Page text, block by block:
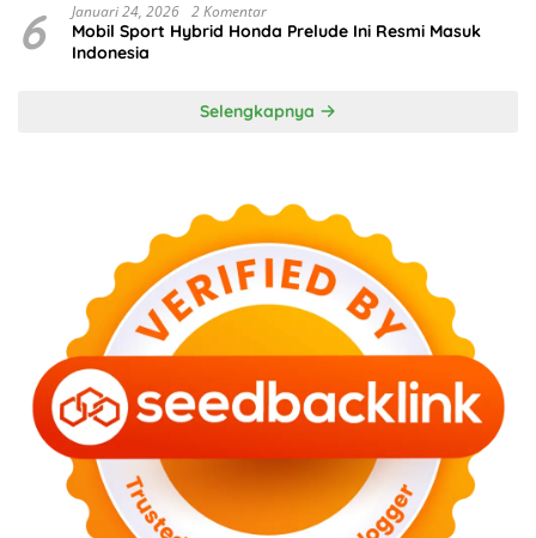
6 Januari 24, 2026 2 Komentar
Mobil Sport Hybrid Honda Prelude Ini Resmi Masuk
Indonesia
Selengkapnya